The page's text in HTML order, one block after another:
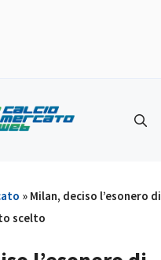
» Milan, deciso l’esonero di
scelto